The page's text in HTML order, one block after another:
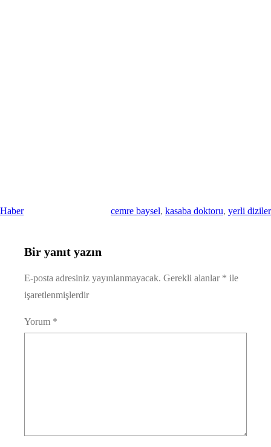
Haber cemre baysel, kasaba doktoru, yerli diziler
Bir yanıt yazın
E-posta adresiniz yayınlanmayacak. Gerekli alanlar * ile
işaretlenmişlerdir
Yorum *